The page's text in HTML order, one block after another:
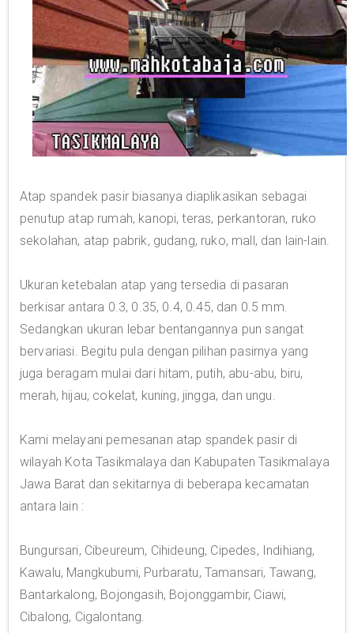
Atap spandek pasir biasanya diaplikasikan sebagai
penutup atap rumah, kanopi, teras, perkantoran, ruko
sekolahan, atap pabrik, gudang, ruko, mall, dan lain-lain.
Ukuran ketebalan atap yang tersedia di pasaran
berkisar antara 0.3, 0.35, 0.4, 0.45, dan 0.5 mm.
Sedangkan ukuran lebar bentangannya pun sangat
bervariasi. Begitu pula dengan pilihan pasirnya yang
juga beragam mulai dari hitam, putih, abu-abu, biru,
merah, hijau, cokelat, kuning, jingga, dan ungu.
Kami melayani pemesanan atap spandek pasir di
wilayah Kota Tasikmalaya dan Kabupaten Tasikmalaya
Jawa Barat dan sekitarnya di beberapa kecamatan
antara lain :
Bungursari, Cibeureum, Cihideung, Cipedes, Indihiang,
Kawalu, Mangkubumi, Purbaratu, Tamansari, Tawang,
Bantarkalong, Bojongasih, Bojonggambir, Ciawi,
Cibalong, Cigalontang.